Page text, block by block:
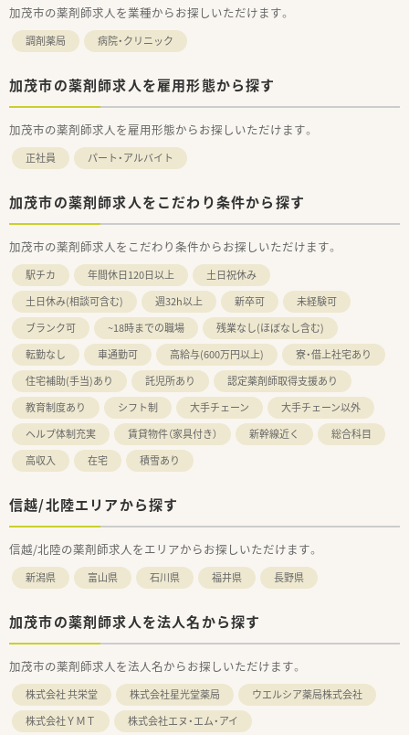
加茂市の薬剤師求人を業種からお探しいただけます。
調剤薬局 病院・クリニック
加茂市の薬剤師求人を雇用形態から探す
加茂市の薬剤師求人を雇用形態からお探しいただけます。
正社員 パート・アルバイト
加茂市の薬剤師求人をこだわり条件から探す
加茂市の薬剤師求人をこだわり条件からお探しいただけます。
駅チカ 年間休日120日以上
土日祝休み
土日休み(相談可含む)
週32h以上 新卒可
未経験可
ブランク可
~18時までの職場
残業なし(ほぼなし含む)
転勤なし
車通勤可 高給与(600万円以上)
寮・借上社宅あり
住宅補助(手当)あり
託児所あり
認定薬剤師取得支援あり
教育制度あり
シフト制 大手チェーン
大手チェーン以外
ヘルプ体制充実
賃貸物件（家具付き） 新幹線近く
総合科目
高収入
在宅 積雪あり
信越/北陸エリアから探す
信越/北陸の薬剤師求人をエリアからお探しいただけます。
新潟県 富山県 石川県 福井県 長野県
加茂市の薬剤師求人を法人名から探す
加茂市の薬剤師求人を法人名からお探しいただけます。
株式会社 共栄堂 株式会社星光堂薬局
ウエルシア薬局株式会社
株式会社ＹＭＴ
株式会社エヌ・エム・アイ